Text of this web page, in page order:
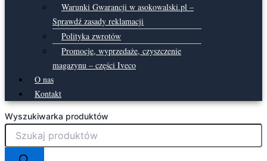
Warunki Gwarancji w asokowalski.pl –
Sprawdź zasady reklamacji
Polityka zwrotów
Promocje, wyprzedaże, czyszczenie
magazynu – części Iveco
O nas
Kontakt
Wyszukiwarka produktów